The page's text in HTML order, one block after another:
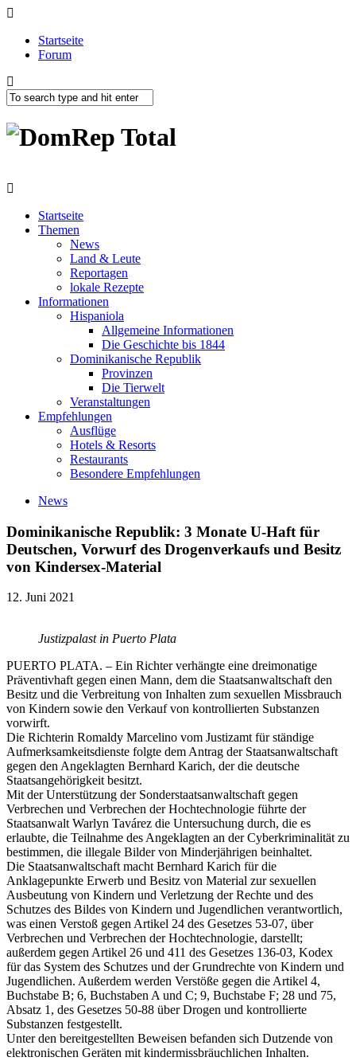
Startseite
Forum
Startseite
Themen
News
Land & Leute
Reportagen
lokale Rezepte
Informationen
Hispaniola
Allgemeine Informationen
Die Geschichte bis 1844
Dominikanische Republik
Provinzen
Die Tierwelt
Veranstaltungen
Empfehlungen
Ausflüge
Hotels & Resorts
Restaurants
Besondere Empfehlungen
News
Dominikanische Republik: 3 Monate U-Haft für
Deutschen, Vorwurf des Drogenverkaufs und Besitz
von Kindersex-Material
12. Juni 2021
Justizpalast in Puerto Plata
PUERTO PLATA. – Ein Richter verhängte eine dreimonatige
Präventivhaft gegen einen Mann, dem die Staatsanwaltschaft den
Besitz und die Verbreitung von Inhalten zum sexuellen Missbrauch
von Kindern sowie den Verkauf von kontrollierten Substanzen
vorwirft.
Die Richterin Romaldy Marcelino vom Justizamt für ständige
Aufmerksamkeitsdienste folgte dem Antrag der Staatsanwaltschaft
gegen den Angeklagten Bernhard Karich, der die deutsche
Staatsangehörigkeit besitzt.
Mit der Unterstützung der Sonderstaatsanwaltschaft gegen
Verbrechen und Verbrechen der Hochtechnologie führte der
Staatsanwalt Warlyn Tavárez die Untersuchung durch, die es
erlaubte, die Teilnahme des Angeklagten an der Cyberkriminalität zu
bestimmen, die illegale Bilder von Minderjährigen beinhaltet.
Die Staatsanwaltschaft macht Bernhard Karich für die
Anklagepunkte Erwerb und Besitz von Material zur sexuellen
Ausbeutung von Kindern und Verletzung der Rechte und des
Schutzes des Bildes von Kindern und Jugendlichen verantwortlich,
was einen Verstoß gegen Artikel 24 des Gesetzes 53-07, über
Verbrechen und Verbrechen der Hochtechnologie, darstellt;
außerdem gegen Artikel 26 und 411 des Gesetzes 136-03, Kodex
für das System des Schutzes und der Grundrechte von Kindern und
Jugendlichen. Außerdem werden Verstöße gegen die Artikel 4,
Buchstabe B; 6, Buchstaben A und C; 9, Buchstabe F; 28 und 75,
Absatz 1, des Gesetzes 50-88 über Drogen und kontrollierte
Substanzen festgestellt.
Unter den bereitgestellten Beweisen befanden sich Dutzende von
elektronischen Geräten mit kindermissbräuchlichen Inhalten.